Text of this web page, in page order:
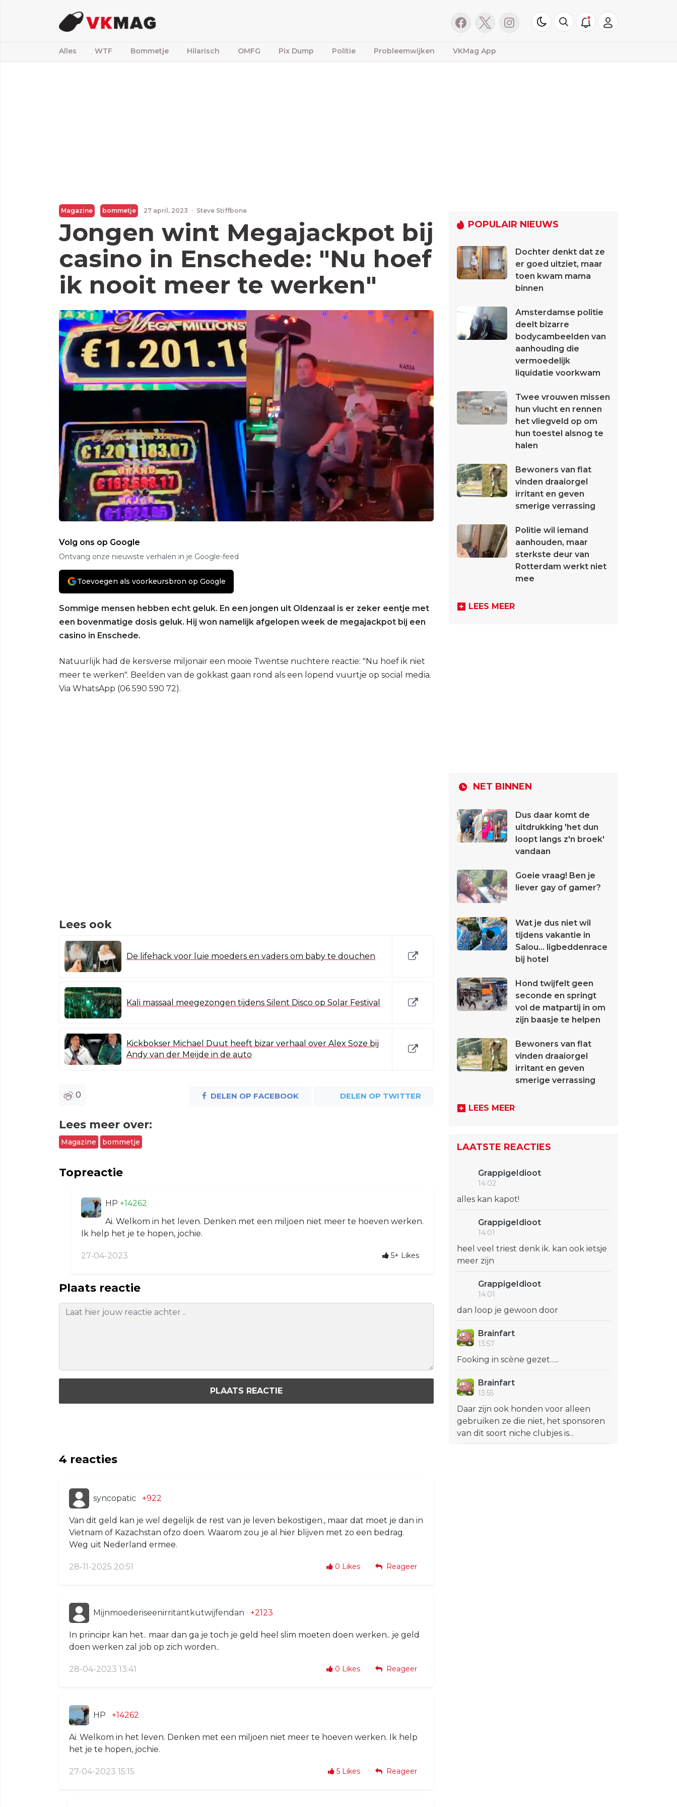
Alles WTF Bommetje Hilarisch OMFG Pix Dump Politie Probleemwijken VKMag App
Magazine bommetje 27 april, 2023 · Steve Stiffbone
Jongen wint Megajackpot bij
casino in Enschede: "Nu hoef
ik nooit meer te werken"
Volg ons op Google
Ontvang onze nieuwste verhalen in je Google-feed
Toevoegen als voorkeursbron op Google
Sommige mensen hebben echt geluk. En een jongen uit Oldenzaal is er zeker eentje met
een bovenmatige dosis geluk. Hij won namelijk afgelopen week de megajackpot bij een
casino in Enschede.
Natuurlijk had de kersverse miljonair een mooie Twentse nuchtere reactie: "Nu hoef ik niet
meer te werken". Beelden van de gokkast gaan rond als een lopend vuurtje op social media.
Via WhatsApp (06 590 590 72).
Lees ook
De lifehack voor luie moeders en vaders om baby te douchen
Kali massaal meegezongen tijdens Silent Disco op Solar Festival
Kickbokser Michael Duut heeft bizar verhaal over Alex Soze bij
Andy van der Meijde in de auto
0 DELEN OP FACEBOOK DELEN OP TWITTER
Lees meer over:
Magazine bommetje
Topreactie
HP +14262
Ai. Welkom in het leven. Denken met een miljoen niet meer te hoeven werken.
Ik help het je te hopen, jochie.
27-04-2023 5+ Likes
Plaats reactie
PLAATS REACTIE
4 reacties
syncopatic +922
Van dit geld kan je wel degelijk de rest van je leven bekostigen., maar dat moet je dan in
Vietnam of Kazachstan ofzo doen. Waarom zou je al hier blijven met zo een bedrag.
Weg uit Nederland ermee.
28-11-2025 20:51 0 Likes Reageer
Mijnmoederiseenirritantkutwijfendan +2123
In principr kan het.. maar dan ga je toch je geld heel slim moeten doen werken.. je geld
doen werken zal job op zich worden..
28-04-2023 13:41 0 Likes Reageer
HP +14262
Ai. Welkom in het leven. Denken met een miljoen niet meer te hoeven werken. Ik help
het je te hopen, jochie.
27-04-2023 15:15 5 Likes Reageer
POPULAIR NIEUWS
Dochter denkt dat ze
er goed uitziet, maar
toen kwam mama
binnen
Amsterdamse politie
deelt bizarre
bodycambeelden van
aanhouding die
vermoedelijk
liquidatie voorkwam
Twee vrouwen missen
hun vlucht en rennen
het vliegveld op om
hun toestel alsnog te
halen
Bewoners van flat
vinden draaiorgel
irritant en geven
smerige verrassing
Politie wil iemand
aanhouden, maar
sterkste deur van
Rotterdam werkt niet
mee
LEES MEER
NET BINNEN
Dus daar komt de
uitdrukking 'het dun
loopt langs z'n broek'
vandaan
Goeie vraag! Ben je
liever gay of gamer?
Wat je dus niet wil
tijdens vakantie in
Salou... ligbeddenrace
bij hotel
Hond twijfelt geen
seconde en springt
vol de matpartij in om
zijn baasje te helpen
Bewoners van flat
vinden draaiorgel
irritant en geven
smerige verrassing
LEES MEER
LAATSTE REACTIES
GrappigeIdioot
14:02
alles kan kapot!
GrappigeIdioot
14:01
heel veel triest denk ik. kan ook ietsje
meer zijn
GrappigeIdioot
14:01
dan loop je gewoon door
Brainfart
13:57
Fooking in scène gezet…..
Brainfart
13:55
Daar zijn ook honden voor alleen
gebruiken ze die niet, het sponsoren
van dit soort niche clubjes is...